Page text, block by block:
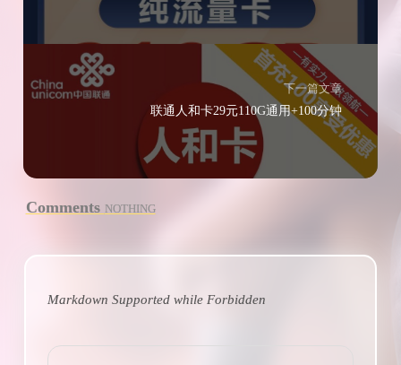
下一篇文章
联通人和卡29元110G通用+100分钟
Comments NOTHING
Markdown Supported whileForbidden